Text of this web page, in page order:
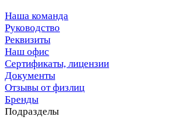
Наша команда
Руководство
Реквизиты
Наш офис
Сертификаты, лицензии
Документы
Отзывы от физлиц
Бренды
Подразделы